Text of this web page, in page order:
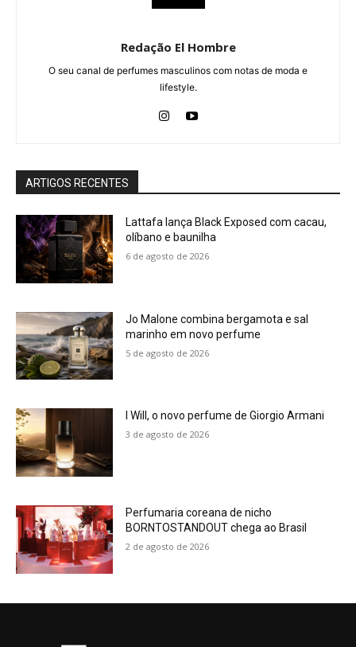
Redação El Hombre
O seu canal de perfumes masculinos com notas de moda e
lifestyle.
ARTIGOS RECENTES
Lattafa lança Black Exposed com cacau,
olíbano e baunilha
6 de agosto de 2026
Jo Malone combina bergamota e sal
marinho em novo perfume
5 de agosto de 2026
I Will, o novo perfume de Giorgio Armani
3 de agosto de 2026
Perfumaria coreana de nicho
BORNTOSTANDOUT chega ao Brasil
2 de agosto de 2026